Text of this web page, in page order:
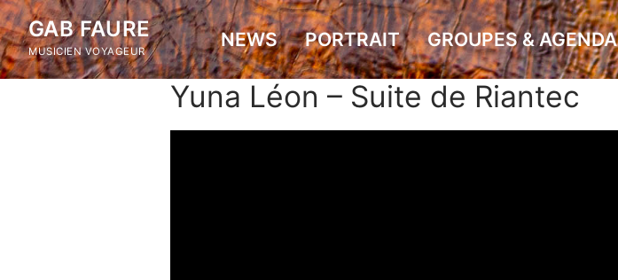
Skip
to
content
GAB FAURE
MUSICIEN VOYAGEUR
NEWS PORTRAIT GROUPES & AGENDA
Yuna Léon – Suite de Riantec